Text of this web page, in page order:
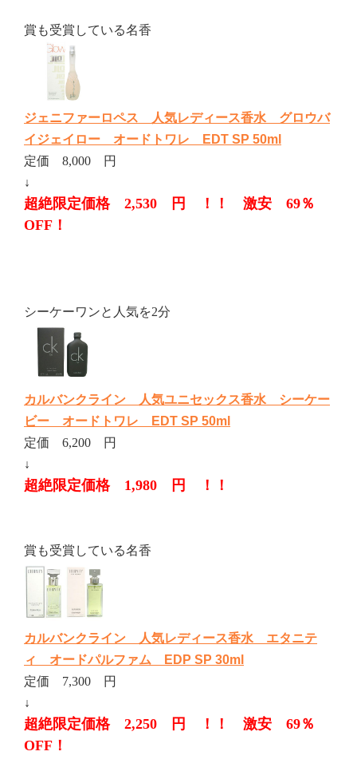
賞も受賞している名香
ジェニファーロペス 人気レディース香水 グロウバ
イジェイロー オードトワレ EDT SP 50ml
定価 8,000 円
↓
超絶限定価格 2,530 円 ！！ 激安 69％
OFF！
シーケーワンと人気を2分
カルバンクライン 人気ユニセックス香水 シーケー
ビー オードトワレ EDT SP 50ml
定価 6,200 円
↓
超絶限定価格 1,980 円 ！！
賞も受賞している名香
カルバンクライン 人気レディース香水 エタニテ
ィ オードパルファム EDP SP 30ml
定価 7,300 円
↓
超絶限定価格 2,250 円 ！！ 激安 69％
OFF！